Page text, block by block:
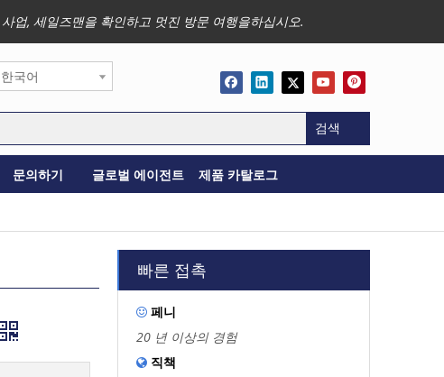
업, 세일즈맨을 확인하고 멋진 방문 여행을하십시오.
한국어
검색
문의하기 글로벌 에이전트 제품 카탈로그
빠른 접촉
 페니
20 년 이상의 경험
 직책